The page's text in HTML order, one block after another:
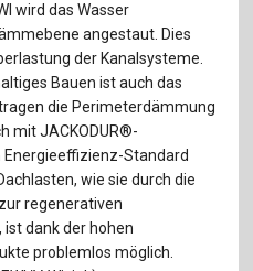
wird das Wasser
angestaut. Dies
der Kanalsysteme.
Bauen ist auch das
die Perimeterdämmung
mit JACKODUR®-
Standard
wie sie durch die
regenerativen
dank der hohen
problemlos möglich.